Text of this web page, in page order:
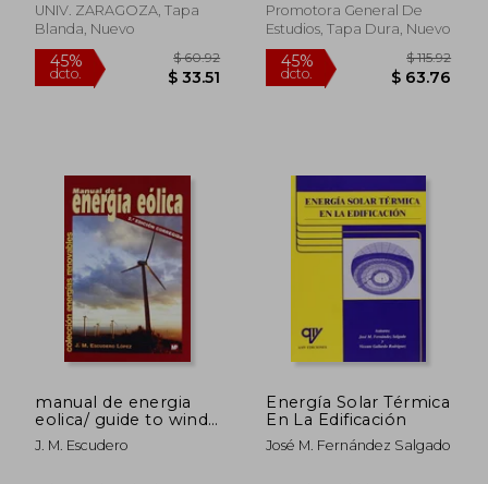
45%
dcto.
$ 21.71
$ 11.94
45%
dcto.
$
$
UNIV. ZARAGOZA, Tapa
Blanda, Nuevo
Promotora General De
Estudios, Tapa Dura, Nuevo
manual de energia
eolica/ guide to wind
energy
J. M. Escudero
Energía Solar Térmica
En La Edificación
José M. Fernández Salgado